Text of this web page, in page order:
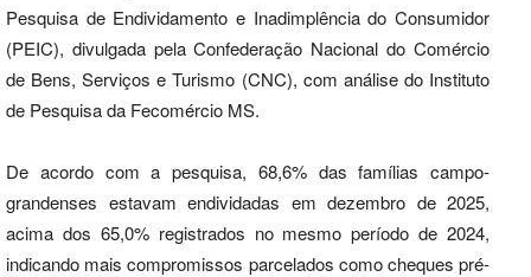
Pesquisa de Endividamento e Inadimplência do Consumidor
(PEIC), divulgada pela Confederação Nacional do Comércio
de Bens, Serviços e Turismo (CNC), com análise do Instituto
de Pesquisa da Fecomércio MS.
De acordo com a pesquisa, 68,6% das famílias campo-
grandenses estavam endividadas em dezembro de 2025,
acima dos 65,0% registrados no mesmo período de 2024,
indicando mais compromissos parcelados como cheques pré-